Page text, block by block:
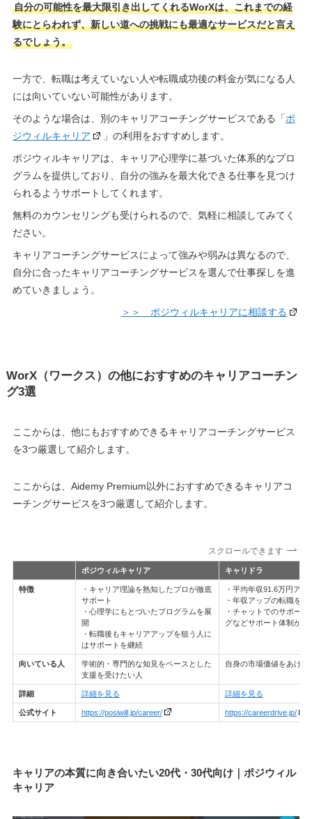
自分の可能性を最大限引き出してくれるWorXは、これまでの経
験にとらわれず、新しい道への挑戦にも最適なサービスだと言え
るでしょう。
一方で、転職は考えていない人や転職成功後の料金が気になる人
には向いていない可能性があります。
そのような場合は、別のキャリアコーチングサービスである「ポ
ジウィルキャリア
」の利用をおすすめします。
ポジウィルキャリアは、キャリア心理学に基づいた体系的なプロ
グラムを提供しており、自分の強みを最大化できる仕事を見つけ
られるようサポートしてくれます。
無料のカウンセリングも受けられるので、気軽に相談してみてく
ださい。
キャリアコーチングサービスによって強みや弱みは異なるので、
自分に合ったキャリアコーチングサービスを選んで仕事探しを進
めていきましょう。
＞＞ ポジウィルキャリアに相談する
WorX（ワークス）の他におすすめのキャリアコーチン
グ3選
ここからは、他にもおすすめできるキャリアコーチングサービス
を3つ厳選して紹介します。
ここからは、Aidemy Premium以外におすすめできるキャリアコ
ーチングサービスを3つ厳選して紹介します。
スクロールできます
ポジウィルキャリア キャリドラ
特徴
・キャリア理論を熟知したプロが徹底
サポート
・心理学にもとづいたプログラムを展
開
・転職後もキャリアアップを狙う人に
はサポートを継続
・平均年収91.6万円アッ
・年収アップの転職を3
・チャットでのサポー
グなどサポート体制が充
向いている人
学術的・専門的な知見をベースとした
支援を受けたい人
自身の市場価値をあげ
詳細 詳細を見る 詳細を見る
公式サイト https://posiwill.jp/career/ https://careerdrive.jp/
キャリアの本質に向き合いたい20代・30代向け｜ポジウィル
キャリア